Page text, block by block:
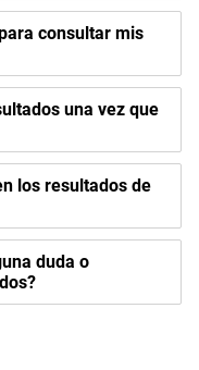
consultar mis
una vez que
los resultados de
duda o